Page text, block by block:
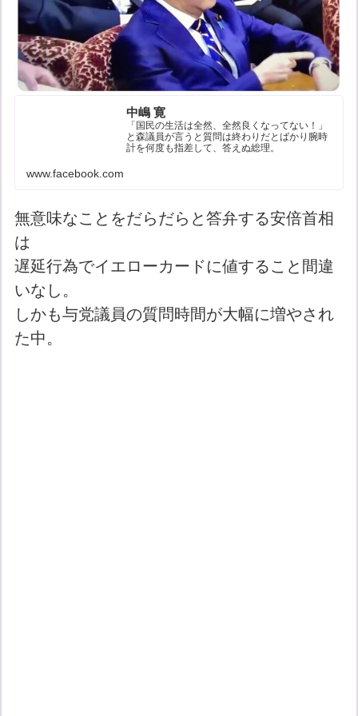
中嶋 寛
「国民の生活は全然、全然良くなってない！」
と森議員が言うと質問は終わりだとばかり腕時
計を何度も指差して、答えぬ総理。
www.facebook.com
無意味なことをだらだらと答弁する安倍首相
は
遅延行為でイエローカードに値すること間違
いなし。
しかも与党議員の質問時間が大幅に増やされ
た中。